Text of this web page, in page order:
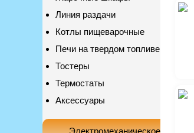
Линия раздачи
Котлы пищеварочные
Печи на твердом топливе
Тостеры
Термостаты
Аксессуары
Электромеханическое